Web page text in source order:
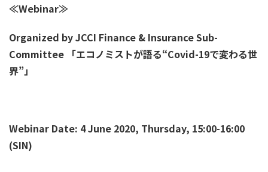
≪Webinar≫
Organized by JCCI Finance & Insurance Sub-
Committee 「エコノミストが語る“Covid-19で変わる世
界”」
Webinar Date: 4 June 2020, Thursday, 15:00-16:00
(SIN)